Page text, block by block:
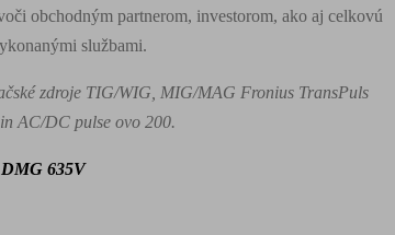
obchodným partnerom, investorom, ako aj celkovú
službami.
zdroje TIG/WIG, MIG/MAG Fronius TransPuls
AC/DC pulse ovo 200.
635V